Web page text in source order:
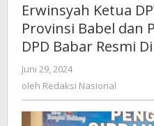
Cik
Erwinsyah Ketua
Provinsi Babel dan
DPD Babar Resmi
Juni 29, 2024
Redaksi
oleh Redaksi Nasional